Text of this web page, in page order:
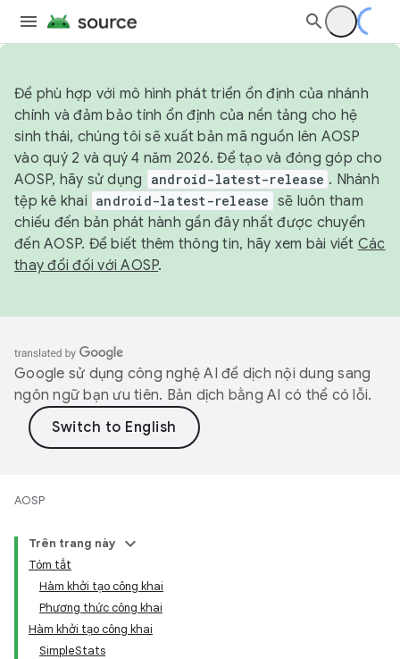
Để phù hợp với mô hình phát triển ổn định của nhánh
chính và đảm bảo tính ổn định của nền tảng cho hệ
sinh thái, chúng tôi sẽ xuất bản mã nguồn lên AOSP
vào quý 2 và quý 4 năm 2026. Để tạo và đóng góp cho
AOSP, hãy sử dụng
android-latest-release . Nhánh
tệp kê khai android-latest-release sẽ luôn tham
chiếu đến bản phát hành gần đây nhất được chuyển
đến AOSP. Để biết thêm thông tin, hãy xem bài viết Các
thay đổi đối với AOSP.
Google sử dụng công nghệ AI để dịch nội dung sang
ngôn ngữ bạn ưu tiên. Bản dịch bằng AI có thể có lỗi.
AOSP
Trên trang này
Tóm tắt
Hàm khởi tạo công khai
Phương thức công khai
Hàm khởi tạo công khai
SimpleStats